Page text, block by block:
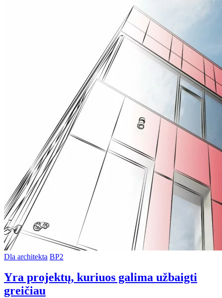
Dla architekta BP2
Yra projektų, kuriuos galima užbaigti
greičiau